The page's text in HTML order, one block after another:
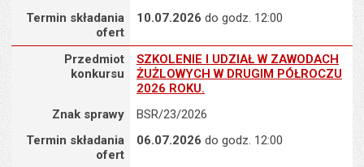
Termin składania
ofert
10.07.2026 do godz. 12:00
Przedmiot konkursu : SZKOLENIE I UDZIAŁ W ZAWODACH
Przedmiot
konkursu
SZKOLENIE I UDZIAŁ W ZAWODACH
ŻUŻLOWYCH W DRUGIM PÓŁROCZU
2026 ROKU.
Znak sprawy
BSR/23/2026
Termin składania
ofert
06.07.2026 do godz. 12:00